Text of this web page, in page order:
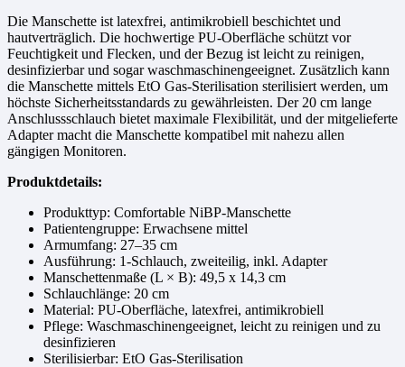
Die Manschette ist latexfrei, antimikrobiell beschichtet und
hautverträglich. Die hochwertige PU-Oberfläche schützt vor
Feuchtigkeit und Flecken, und der Bezug ist leicht zu reinigen,
desinfizierbar und sogar waschmaschinengeeignet. Zusätzlich kann
die Manschette mittels EtO Gas-Sterilisation sterilisiert werden, um
höchste Sicherheitsstandards zu gewährleisten. Der 20 cm lange
Anschlussschlauch bietet maximale Flexibilität, und der mitgelieferte
Adapter macht die Manschette kompatibel mit nahezu allen
gängigen Monitoren.
Produktdetails:
Produkttyp: Comfortable NiBP-Manschette
Patientengruppe: Erwachsene mittel
Armumfang: 27–35 cm
Ausführung: 1-Schlauch, zweiteilig, inkl. Adapter
Manschettenmaße (L × B): 49,5 x 14,3 cm
Schlauchlänge: 20 cm
Material: PU-Oberfläche, latexfrei, antimikrobiell
Pflege: Waschmaschinengeeignet, leicht zu reinigen und zu
desinfizieren
Sterilisierbar: EtO Gas-Sterilisation